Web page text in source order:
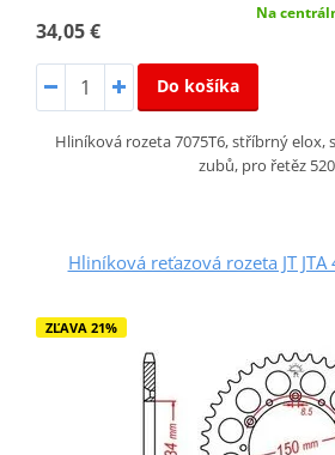
34,05 €
Na
Do košíka
Hliníková rozeta 7075T6, stříbrný elox,
zubů, pro řetěz
Hliníková reťazová rozeta JT
ZĽAVA 21%